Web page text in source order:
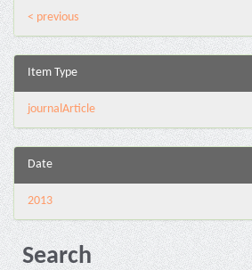
< previous
Item Type
journalArticle
Date
2013
Search